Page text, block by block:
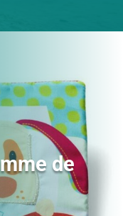
de